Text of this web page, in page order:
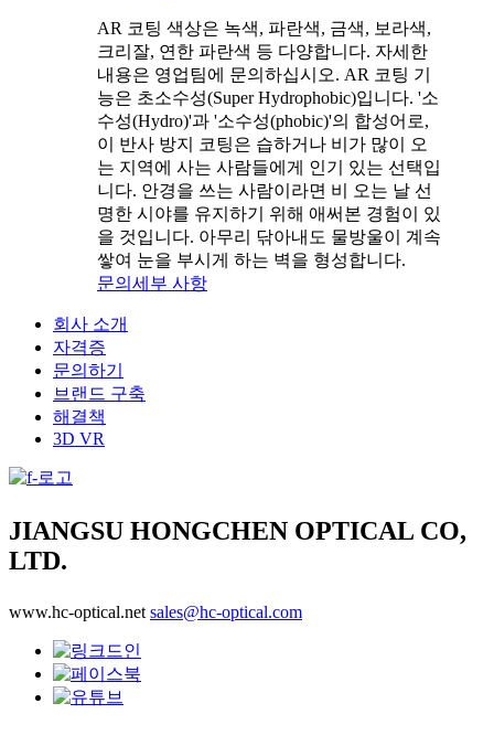
AR 코팅 색상은 녹색, 파란색, 금색, 보라색,
크리잘, 연한 파란색 등 다양합니다. 자세한
내용은 영업팀에 문의하십시오. AR 코팅 기
능은 초소수성(Super Hydrophobic)입니다. '소
수성(Hydro)'과 '소수성(phobic)'의 합성어로,
이 반사 방지 코팅은 습하거나 비가 많이 오
는 지역에 사는 사람들에게 인기 있는 선택입
니다. 안경을 쓰는 사람이라면 비 오는 날 선
명한 시야를 유지하기 위해 애써본 경험이 있
을 것입니다. 아무리 닦아내도 물방울이 계속
쌓여 눈을 부시게 하는 벽을 형성합니다.
문의 세부 사항
회사 소개
자격증
문의하기
브랜드 구축
해결책
3D VR
JIANGSU HONGCHEN OPTICAL CO,
LTD.
www.hc-optical.net sales@hc-optical.com